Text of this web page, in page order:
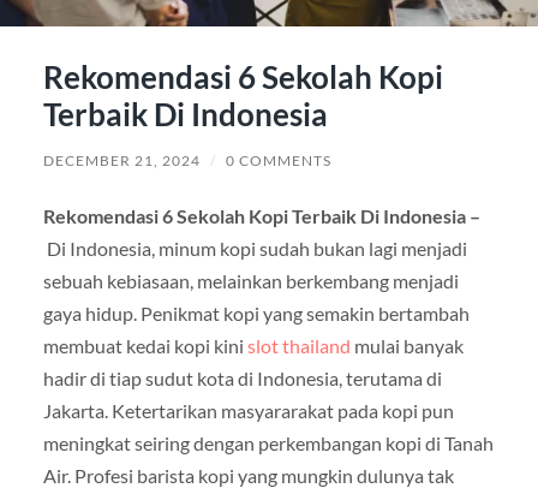
Rekomendasi 6 Sekolah Kopi
Terbaik Di Indonesia
DECEMBER 21, 2024 / 0 COMMENTS
Rekomendasi 6 Sekolah Kopi Terbaik Di Indonesia –
Di Indonesia, minum kopi sudah bukan lagi menjadi
sebuah kebiasaan, melainkan berkembang menjadi
gaya hidup. Penikmat kopi yang semakin bertambah
membuat kedai kopi kini slot thailand mulai banyak
hadir di tiap sudut kota di Indonesia, terutama di
Jakarta. Ketertarikan masyararakat pada kopi pun
meningkat seiring dengan perkembangan kopi di Tanah
Air. Profesi barista kopi yang mungkin dulunya tak